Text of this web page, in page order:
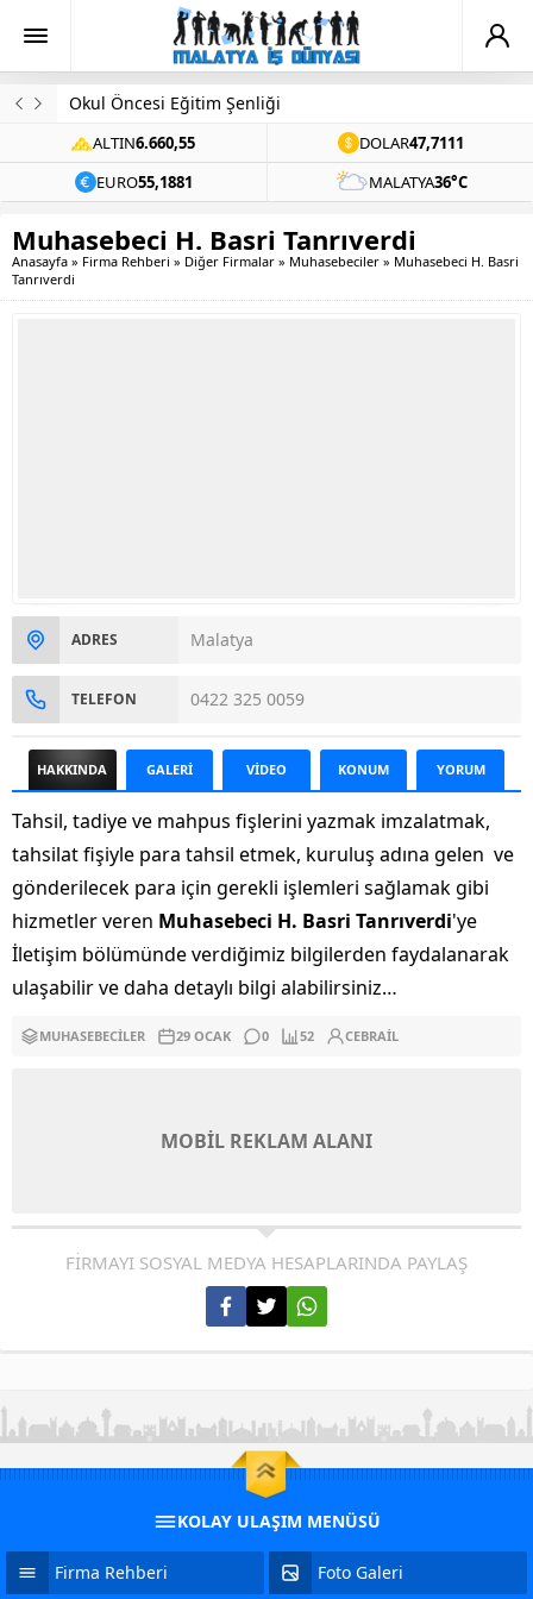
Okul Öncesi Eğitim Şenliği
ALTIN6.660,55 DOLAR47,7111
EURO55,1881 MALATYA36°C
Muhasebeci H. Basri Tanrıverdi
Anasayfa » Firma Rehberi » Diğer Firmalar » Muhasebeciler » Muhasebeci H. Basri
Tanrıverdi
ADRES Malatya
TELEFON 0422 325 0059
HAKKINDA GALERİ VİDEO KONUM YORUM
Tahsil, tadiye ve mahpus fişlerini yazmak imzalatmak,
tahsilat fişiyle para tahsil etmek, kuruluş adına gelen ve
gönderilecek para için gerekli işlemleri sağlamak gibi
hizmetler veren Muhasebeci H. Basri Tanrıverdi'ye
İletişim bölümünde verdiğimiz bilgilerden faydalanarak
ulaşabilir ve daha detaylı bilgi alabilirsiniz…
MUHASEBECILER 29 OCAK 0 52 CEBRAIL
MOBİL REKLAM ALANI
FİRMAYI SOSYAL MEDYA HESAPLARINDA PAYLAŞ
KOLAY ULAŞIM MENÜSÜ
Firma Rehberi Foto Galeri